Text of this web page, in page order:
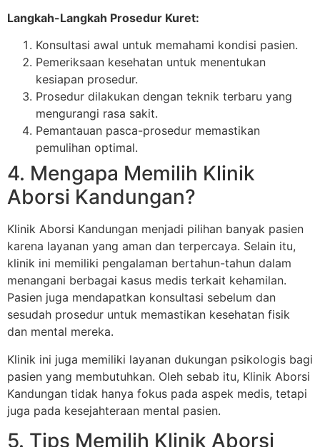
Langkah-Langkah Prosedur Kuret:
Konsultasi awal untuk memahami kondisi pasien.
Pemeriksaan kesehatan untuk menentukan
kesiapan prosedur.
Prosedur dilakukan dengan teknik terbaru yang
mengurangi rasa sakit.
Pemantauan pasca-prosedur memastikan
pemulihan optimal.
4. Mengapa Memilih Klinik
Aborsi Kandungan?
Klinik Aborsi Kandungan menjadi pilihan banyak pasien
karena layanan yang aman dan terpercaya. Selain itu,
klinik ini memiliki pengalaman bertahun-tahun dalam
menangani berbagai kasus medis terkait kehamilan.
Pasien juga mendapatkan konsultasi sebelum dan
sesudah prosedur untuk memastikan kesehatan fisik
dan mental mereka.
Klinik ini juga memiliki layanan dukungan psikologis bagi
pasien yang membutuhkan. Oleh sebab itu, Klinik Aborsi
Kandungan tidak hanya fokus pada aspek medis, tetapi
juga pada kesejahteraan mental pasien.
5. Tips Memilih Klinik Aborsi